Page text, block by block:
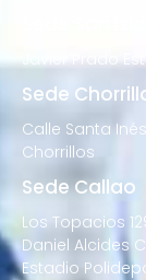
Javier Prado
Sede
Calle Santa
Chorrillos
Sede Callao
Los Topacios
Daniel Alcides
Estadio